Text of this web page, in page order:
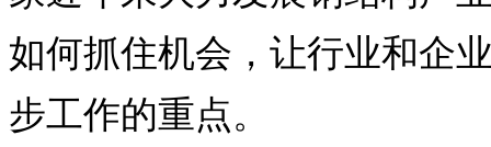
如何抓住机会，让行业和企
步工作的重点。